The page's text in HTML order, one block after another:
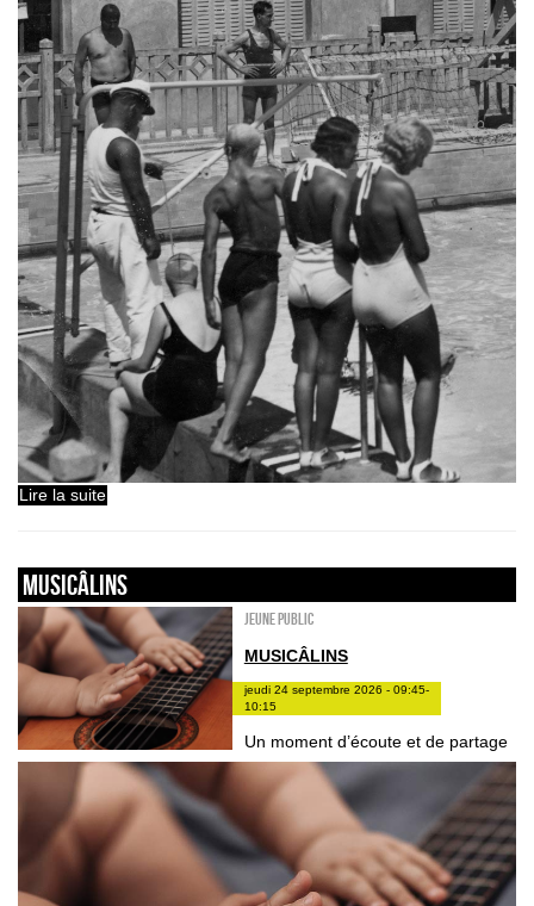
Lire la suite
Musicâlins
Jeune public
MUSICÂLINS
jeudi 24 septembre 2026 - 09:45-
10:15
Un moment d’écoute et de partage